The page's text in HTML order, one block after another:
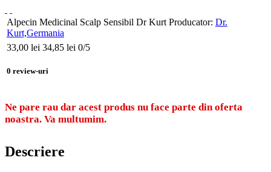
Alpecin Medicinal Scalp Sensibil Dr Kurt Producator: Dr.
Kurt,Germania
33,00 lei 34,85 lei 0/5
0 review-uri
Ne pare rau dar acest produs nu face parte din oferta
noastra. Va multumim.
Descriere